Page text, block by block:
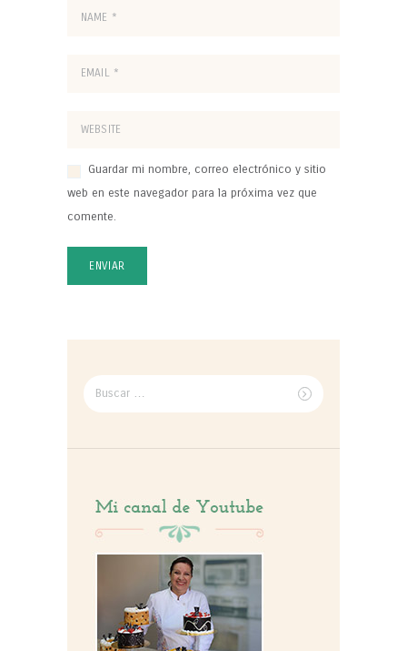
Guardar mi nombre, correo electrónico y sitio
web en este navegador para la próxima vez que
comente.
Buscar
por: